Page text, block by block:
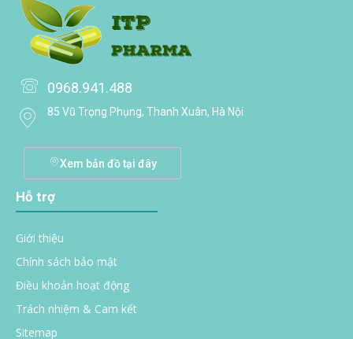
0968.941.488
85 Vũ Trọng Phụng, Thanh Xuân, Hà Nội
Xem bản đồ tại đây
Hỗ trợ
Giới thiệu
Chính sách bảo mật
Điều khoản hoạt động
Trách nhiệm & Cam kết
Sitemap